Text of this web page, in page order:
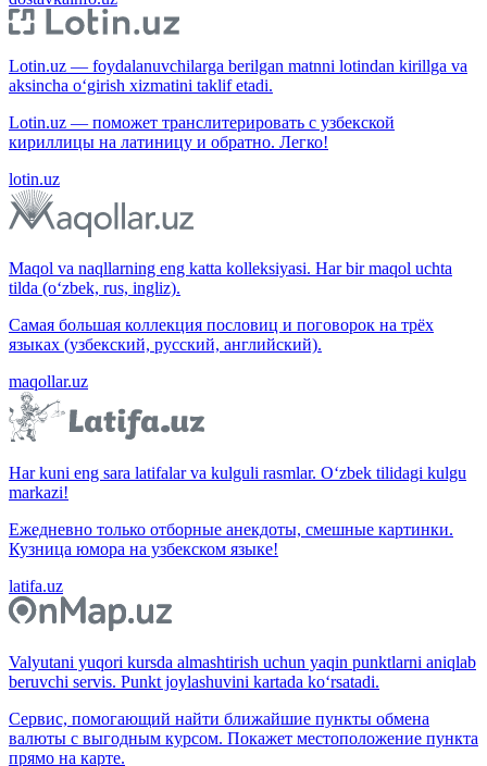
Lotin.uz — foydalanuvchilarga berilgan matnni lotindan kirillga va
aksincha o‘girish xizmatini taklif etadi.
Lotin.uz — поможет транслитерировать с узбекской
кириллицы на латиницу и обратно. Легко!
lotin.uz
Maqol va naqllarning eng katta kolleksiyasi. Har bir maqol uchta
tilda (o‘zbek, rus, ingliz).
Самая большая коллекция пословиц и поговорок на трёх
языках (узбекский, русский, английский).
maqollar.uz
Har kuni eng sara latifalar va kulguli rasmlar. O‘zbek tilidagi kulgu
markazi!
Ежедневно только отборные анекдоты, смешные картинки.
Кузница юмора на узбекском языке!
latifa.uz
Valyutani yuqori kursda almashtirish uchun yaqin punktlarni aniqlab
beruvchi servis. Punkt joylashuvini kartada ko‘rsatadi.
Сервис, помогающий найти ближайшие пункты обмена
валюты с выгодным курсом. Покажет местоположение пункта
прямо на карте.